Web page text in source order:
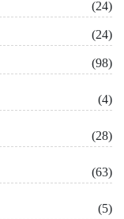
(24)
(24)
(98)
(4)
(28)
(63)
(5)